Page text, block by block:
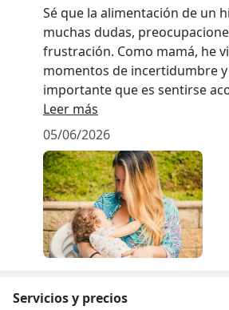
Sé que la alimentación de un
muchas dudas,
frustración. Como mamá, he
momentos de incertidumbre
importante que es sentirse
en cada consulta combino mi
profesional en nutrición
cercana y empática, para
decisiones con confianza y
etapa del crecimiento de tu hijo.
Leer más
05/06/2026
Servicios y precios